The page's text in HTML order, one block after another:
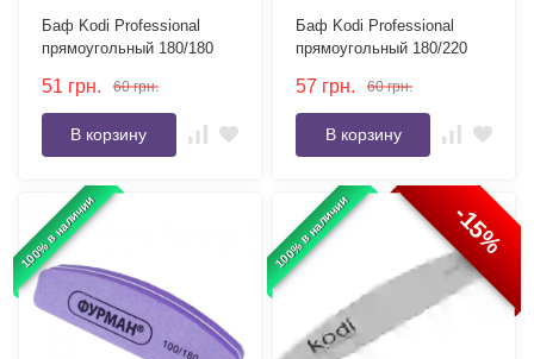
Баф Kodi Professional
прямоугольный 180/180
51 грн. 60 грн.
В корзину
Баф Kodi Professional
прямоугольный 180/220
57 грн. 60 грн.
В корзину
100% в наличии 100% в наличии -15%